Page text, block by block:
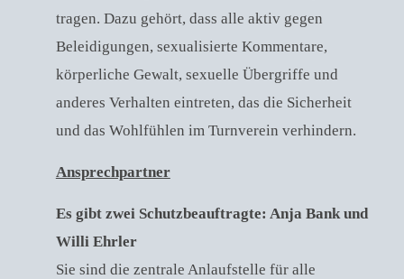
tragen. Dazu gehört, dass alle aktiv gegen
Beleidigungen, sexualisierte Kommentare,
körperliche Gewalt, sexuelle Übergriffe und
anderes Verhalten eintreten, das die Sicherheit
und das Wohlfühlen im Turnverein verhindern.
Ansprechpartner
Es gibt zwei Schutzbeauftragte: Anja Bank und
Willi Ehrler
Sie sind die zentrale Anlaufstelle für alle